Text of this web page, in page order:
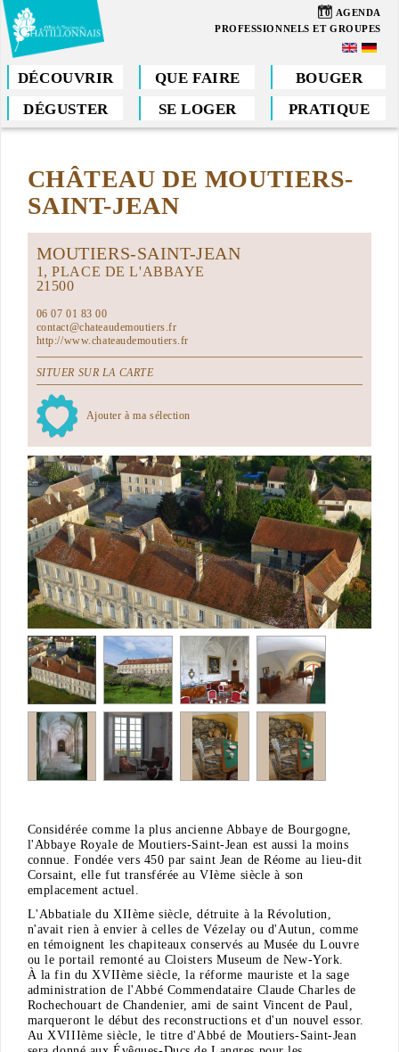
Aller
au
contenu
principal
10 AGENDA
PROFESSIONNELS ET GROUPES
DÉCOUVRIR QUE FAIRE
BOUGER
DÉGUSTER
SE LOGER PRATIQUE
Vous
CHÂTEAU DE MOUTIERS-
SAINT-JEAN
MOUTIERS-SAINT-JEAN
1, PLACE DE L'ABBAYE
21500
06 07 01 83 00
contact@chateaudemoutiers.fr
http://www.chateaudemoutiers.fr
SITUER SUR LA CARTE
Ajouter à ma sélection
Considérée comme la plus ancienne Abbaye de Bourgogne,
l'Abbaye Royale de Moutiers-Saint-Jean est aussi la moins
connue. Fondée vers 450 par saint Jean de Réome au lieu-dit
Corsaint, elle fut transférée au VIème siècle à son
emplacement actuel.
L'Abbatiale du XIIème siècle, détruite à la Révolution,
n'avait rien à envier à celles de Vézelay ou d'Autun, comme
en témoignent les chapiteaux conservés au Musée du Louvre
ou le portail remonté au Cloisters Museum de New-York.
À la fin du XVIIème siècle, la réforme mauriste et la sage
administration de l'Abbé Commendataire Claude Charles de
Rochechouart de Chandenier, ami de saint Vincent de Paul,
marqueront le début des reconstructions et d'un nouvel essor.
Au XVIIIème siècle, le titre d'Abbé de Moutiers-Saint-Jean